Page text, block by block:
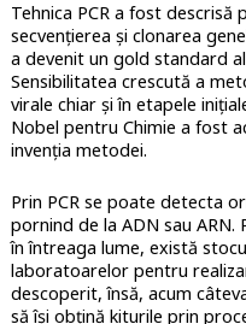
Tehnica PCR a fost descrisă
secvențierea și clonarea
a devenit un gold standard
Sensibilitatea crescută a
virale chiar și în etapele
Nobel pentru Chimie a fost
invenția metodei.
Prin PCR se poate detecta
pornind de la ADN sau
în întreaga lume, există
laboratoarelor pentru
descoperit, însă, acum
să își obțină kiturile prin